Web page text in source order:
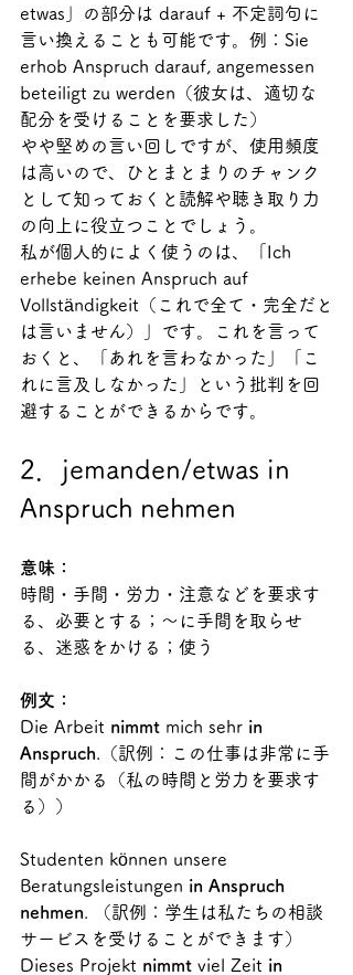
etwas」の部分は darauf + 不定詞句に
言い換えることも可能です。例：Sie
erhob Anspruch darauf, angemessen
beteiligt zu werden（彼女は、適切な
配分を受けることを要求した）
やや堅めの言い回しですが、使用頻度
は高いので、ひとまとまりのチャンク
として知っておくと読解や聴き取り力
の向上に役立つことでしょう。
私が個人的によく使うのは、「Ich
erhebe keinen Anspruch auf
Vollständigkeit（これで全て・完全だと
は言いません）」です。これを言って
おくと、「あれを言わなかった」「こ
れに言及しなかった」という批判を回
避することができるからです。
2．jemanden/etwas in
Anspruch nehmen
意味：
時間・手間・労力・注意などを要求す
る、必要とする；～に手間を取らせ
る、迷惑をかける；使う
例文：
Die Arbeit nimmt mich sehr in
Anspruch .（訳例：この仕事は非常に手
間がかかる（私の時間と労力を要求す
る））
Studenten können unsere
Beratungsleistungen in Anspruch
nehmen . （訳例：学生は私たちの相談
サービスを受けることができます）
Dieses Projekt nimmt viel Zeit in